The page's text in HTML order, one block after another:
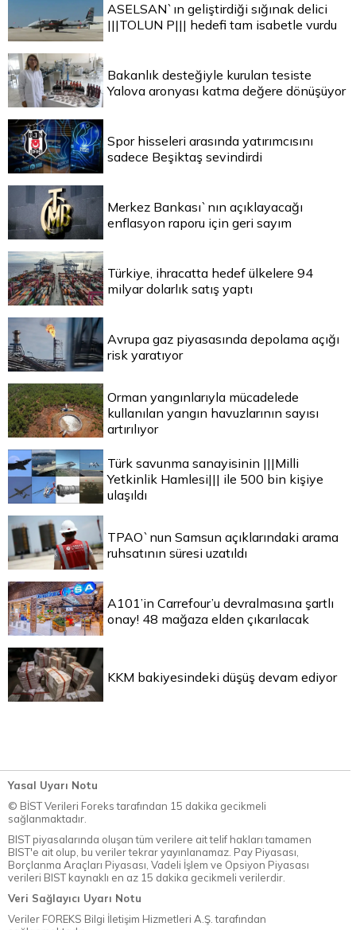
ASELSAN`ın geliştirdiği sığınak delici
|||TOLUN P||| hedefi tam isabetle vurdu
Bakanlık desteğiyle kurulan tesiste
Yalova aronyası katma değere dönüşüyor
Spor hisseleri arasında yatırımcısını
sadece Beşiktaş sevindirdi
Merkez Bankası`nın açıklayacağı
enflasyon raporu için geri sayım
Türkiye, ihracatta hedef ülkelere 94
milyar dolarlık satış yaptı
Avrupa gaz piyasasında depolama açığı
risk yaratıyor
Orman yangınlarıyla mücadelede
kullanılan yangın havuzlarının sayısı
artırılıyor
Türk savunma sanayisinin |||Milli
Yetkinlik Hamlesi||| ile 500 bin kişiye
ulaşıldı
TPAO`nun Samsun açıklarındaki arama
ruhsatının süresi uzatıldı
A101’in Carrefour’u devralmasına şartlı
onay! 48 mağaza elden çıkarılacak
KKM bakiyesindeki düşüş devam ediyor
Yasal Uyarı Notu
© BİST Verileri Foreks tarafından 15 dakika gecikmeli
sağlanmaktadır.
BIST piyasalarında oluşan tüm verilere ait telif hakları tamamen
BIST'e ait olup, bu veriler tekrar yayınlanamaz. Pay Piyasası,
Borçlanma Araçları Piyasası, Vadeli İşlem ve Opsiyon Piyasası
verileri BIST kaynaklı en az 15 dakika gecikmeli verilerdir.
Veri Sağlayıcı Uyarı Notu
Veriler FOREKS Bilgi İletişim Hizmetleri A.Ş. tarafından